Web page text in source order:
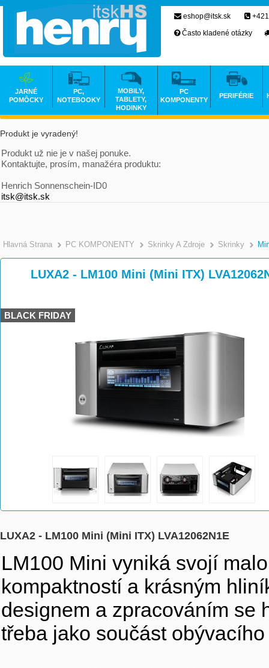
Produkt je vyradený!
Produkt už nie je v našej ponuke.
Kontaktujte, prosím, manažéra produktu:
Henrich Sonnenschein-ID0
itsk@itsk.sk
Hlavná Strana >
PC KOMPONENTY >
Skrinky A Zdroje Skrinky
LUXA2 - LM100 Mini (Mini ITX)
BLACK FRIDAY
LUXA2 - LM100 Mini (Mini ITX) LVA12062N1E
LM100 Mini vyniká svojí
kompaktností a krásným
designem a zpracováním se
třeba jako součást
eshop@itsk.sk
Často kladené otázky
JARNÉ
POMÔCKY
PC,
NOTEBOOKY
MOBILY,
TABLETY,
HODINKY
PC
KOMPONENTY
PERIFÉRIE